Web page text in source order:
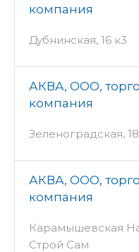
компания
Дубнинская, 16 к3
АКВА, ООО,
компания
Зеленоградская, 18
АКВА, ООО,
компания
Карамышевская
Строй Сам